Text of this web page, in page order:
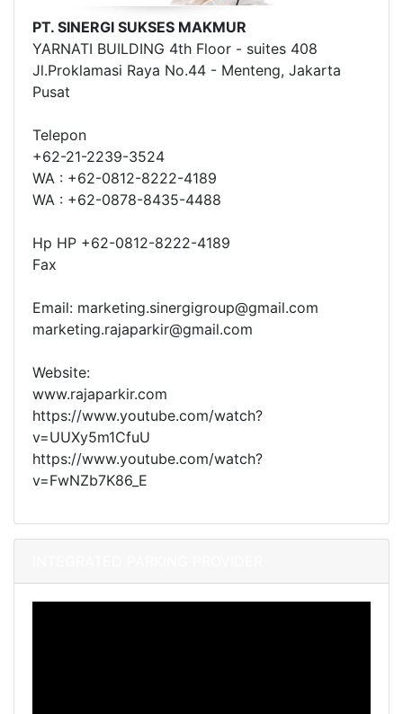
PT. SINERGI SUKSES MAKMUR
YARNATI BUILDING 4th Floor - suites 408
Jl.Proklamasi Raya No.44 - Menteng, Jakarta
Pusat
Telepon
+62-21-2239-3524
WA : +62-0812-8222-4189
WA : +62-0878-8435-4488
Hp HP +62-0812-8222-4189
Fax
Email: marketing.sinergigroup@gmail.com
marketing.rajaparkir@gmail.com
Website:
www.rajaparkir.com
https://www.youtube.com/watch?
v=UUXy5m1CfuU
https://www.youtube.com/watch?
v=FwNZb7K86_E